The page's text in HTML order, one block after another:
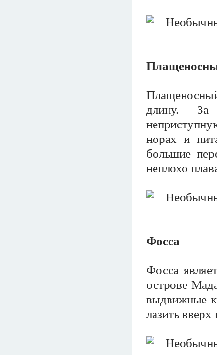
длину. За
норах и
большие
неплохо
Фосса
Фосса
острове
выдвижные
лазить